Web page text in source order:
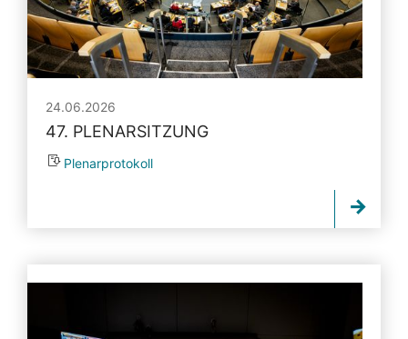
24.06.2026
47. PLENARSITZUNG
Plenarprotokoll